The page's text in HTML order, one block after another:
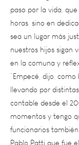
sea un lugar más
nuestros hijos
en la comuna y
“Empecé, dijo,
llevando por
contable desde el
momentos y
funcionarios
Pablo Patti que